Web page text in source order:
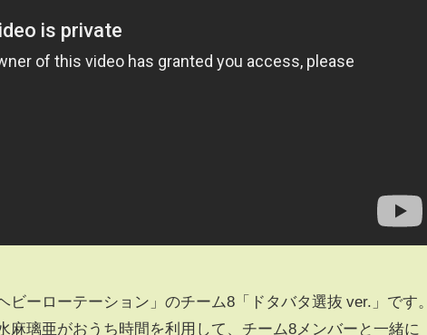
ビーローテーション」のチーム8「ドタバタ選抜 ver.」です。
麻璃亜がおうち時間を利用して、チーム8メンバーと一緒に